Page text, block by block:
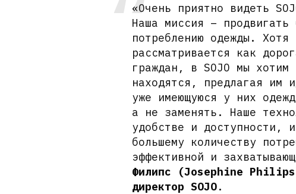
«Очень приятно видеть
Наша миссия –
потреблению одежды. Хотя
рассматривается как
граждан, в SOJO мы
находятся, предлагая им
уже имеющуюся у них
а не заменять. Наше
удобстве и доступности,
большему количеству
эффективной и
Филипс (Josephine
директор SOJO.